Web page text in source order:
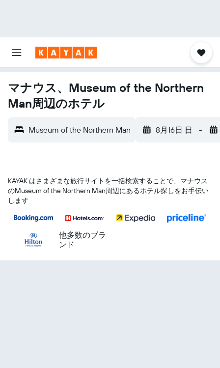
マナウス、Museum of the Northern
Man周辺のホテル
Museum of the Northern Man 8月16日 日 -
KAYAK はさまざまな旅行サイトを一括検索することで、マナウス​
のMuseum of the Northern Man​周辺にあるホテル探しをお手伝い
します
他多数のブラ
ンド